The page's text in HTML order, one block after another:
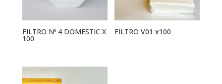
FILTRO Nº 4 DOMESTIC X
100
FILTRO V01 x100